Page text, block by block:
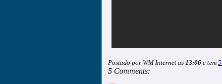
Postado por WM Internet as 13:06 e tem
5 Comments: